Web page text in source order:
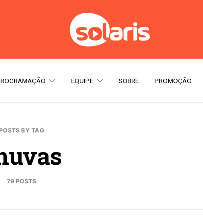
EQUIPE SOBRE PROMOÇÃO
BY TAG
79 POSTS